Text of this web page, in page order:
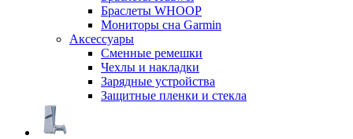
Браслеты WHOOP
Мониторы сна Garmin
Аксессуары
Сменные ремешки
Чехлы и накладки
Зарядные устройства
Защитные пленки и стекла